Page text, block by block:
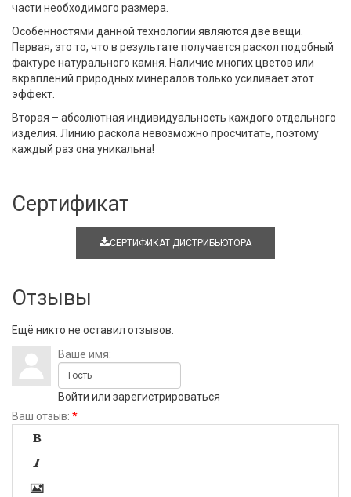
части необходимого размера.
Особенностями данной технологии являются две вещи.
Первая, это то, что в результате получается раскол подобный
фактуре натурального камня. Наличие многих цветов или
вкраплений природных минералов только усиливает этот
эффект.
Вторая – абсолютная индивидуальность каждого отдельного
изделия. Линию раскола невозможно просчитать, поэтому
каждый раз она уникальна!
Сертификат
СЕРТИФИКАТ ДИСТРИБЬЮТОРА
Отзывы
Ещё никто не оставил отзывов.
Ваше имя:
Войти или зарегистрироваться
Ваш отзыв: *


